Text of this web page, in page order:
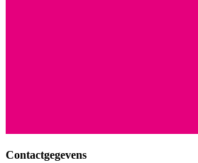
Contactgegevens